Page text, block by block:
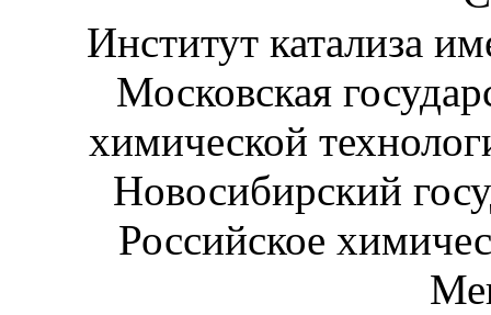
Институт катализа
Московская
химической
Новосибирский
Российское